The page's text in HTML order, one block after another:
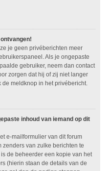
je geen privéberichten meer
Als je ongepaste
gebruiker, neem dan contact
zorgen dat hij of zij niet langer
meldknop in het privébericht.
inhoud van iemand op dit
e-mailformulier van dit forum
van zulke berichten te
de beheerder een kopie van het
(hierin staan de details van de